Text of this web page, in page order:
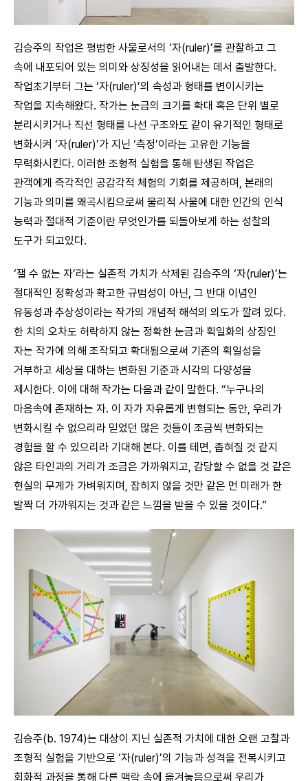
김승주의 작업은 평범한 사물로서의 ‘자(ruler)’를 관찰하고 그
속에 내포되어 있는 의미와 상징성을 읽어내는 데서 출발한다.
작업초기부터 그는 ‘자(ruler)’의 속성과 형태를 변이시키는
작업을 지속해왔다. 작가는 눈금의 크기를 확대 혹은 단위 별로
분리시키거나 직선 형태를 나선 구조와도 같이 유기적인 형태로
변화시켜 ‘자(ruler)’가 지닌 ‘측정’이라는 고유한 기능을
무력화시킨다. 이러한 조형적 실험을 통해 탄생된 작업은
관객에게 즉각적인 공감각적 체험의 기회를 제공하며, 본래의
기능과 의미를 왜곡시킴으로써 물리적 사물에 대한 인간의 인식
능력과 절대적 기준이란 무엇인가를 되돌아보게 하는 성찰의
도구가 되고있다.
‘잴 수 없는 자’라는 실존적 가치가 삭제된 김승주의 ‘자(ruler)’는
절대적인 정확성과 확고한 규범성이 아닌, 그 반대 이념인
유동성과 추상성이라는 작가의 개념적 해석의 의도가 깔려 있다.
한 치의 오차도 허락하지 않는 정확한 눈금과 획일화의 상징인
자는 작가에 의해 조작되고 확대됨으로써 기존의 획일성을
거부하고 세상을 대하는 변화된 기준과 시각의 다양성을
제시한다. 이에 대해 작가는 다음과 같이 말한다. “누구나의
마음속에 존재하는 자. 이 자가 자유롭게 변형되는 동안, 우리가
변화시킬 수 없으리라 믿었던 많은 것들이 조금씩 변화되는
경험을 할 수 있으리라 기대해 본다. 이를 테면, 좁혀질 것 같지
않은 타인과의 거리가 조금은 가까워지고, 감당할 수 없을 것 같은
현실의 무게가 가벼워지며, 잡히지 않을 것만 같은 먼 미래가 한
발짝 더 가까워지는 것과 같은 느낌을 받을 수 있을 것이다.”
김승주(b. 1974)는 대상이 지닌 실존적 가치에 대한 오랜 고찰과
조형적 실험을 기반으로 ‘자(ruler)’의 기능과 성격을 전복시키고
회화적 과정을 통해 다른 맥락 속에 옮겨놓음으로써 우리가